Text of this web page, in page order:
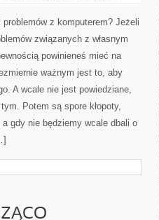
NIEZWYKLE
SZYBKO
SIĘ
z komputerem? Jeżeli
związanych z własnym
powinieneś mieć na
ważnym jest to, aby
A wcale nie jest powiedziane,
Potem są spore kłopoty,
gdy nie będziemy wcale dbali o